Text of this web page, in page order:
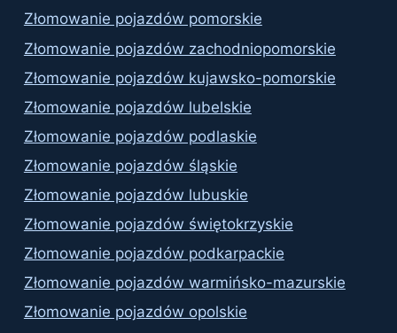
Złomowanie pojazdów pomorskie
Złomowanie pojazdów zachodniopomorskie
Złomowanie pojazdów kujawsko-pomorskie
Złomowanie pojazdów lubelskie
Złomowanie pojazdów podlaskie
Złomowanie pojazdów śląskie
Złomowanie pojazdów lubuskie
Złomowanie pojazdów świętokrzyskie
Złomowanie pojazdów podkarpackie
Złomowanie pojazdów warmińsko-mazurskie
Złomowanie pojazdów opolskie